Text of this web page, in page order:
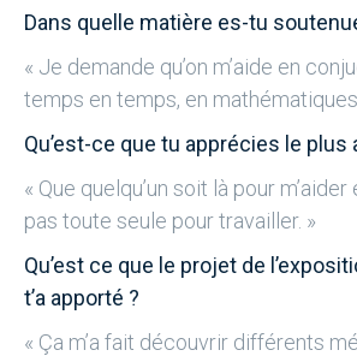
Dans quelle matière es-tu
« Je demande qu’on m’aide en
temps en temps, en
Qu’est-ce que tu apprécies le plus
« Que quelqu’un soit là pour
pas toute seule pour travailler. »
Qu’est ce que le projet de
t’a apporté ?
« Ça m’a fait découvrir différents